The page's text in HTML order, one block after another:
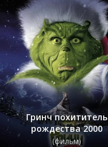
Гринч похититель
рождества 2000
(фильм)